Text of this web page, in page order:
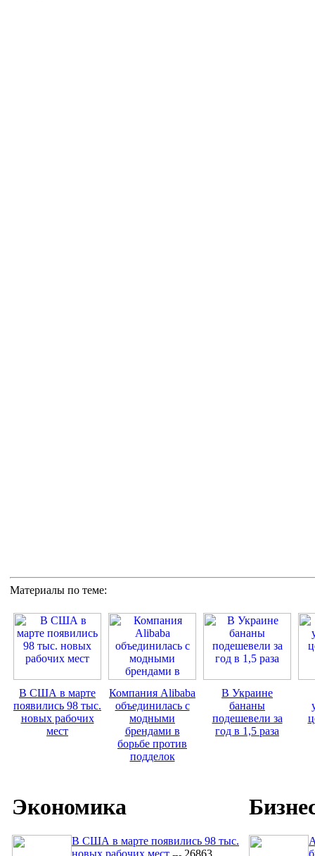
Материалы по теме:
В США в марте
появились 98 тыс.
новых рабочих
мест
Компания Alibaba
объединилась с
модными
брендами в
борьбе против
подделок
В Украине
бананы
подешевели за
год в 1,5 раза
Экономика
В США в марте появились 98 тыс.